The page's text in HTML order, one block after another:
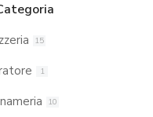
15
1
10